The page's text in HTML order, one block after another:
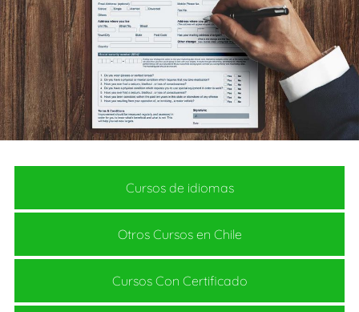
Cursos de idiomas
Otros Cursos en Chile
Cursos Con Certificado